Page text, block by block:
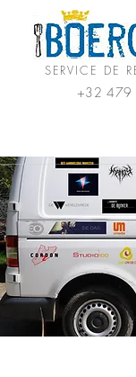
SERVICE DE
+32